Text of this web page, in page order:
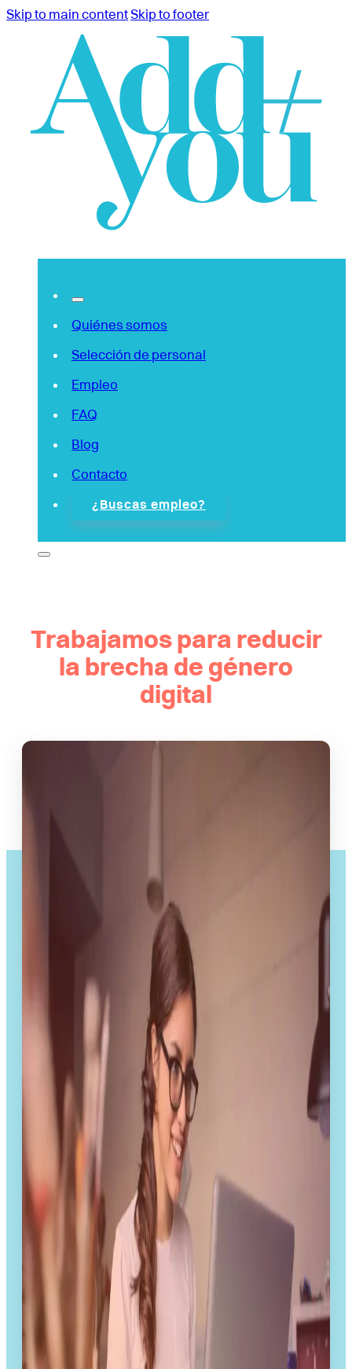
Skip to main contentSkip to footer
Quiénes somos
Selección de personal
Empleo
FAQ
Blog
Contacto
¿Buscas empleo?
Trabajamos para reducir
la brecha de género
digital